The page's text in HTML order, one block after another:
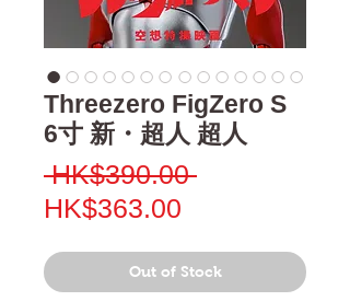
Threezero FigZero S
6寸 新・超人 超人
HK$390.00 Regular
HK$363.00
Out of Stock